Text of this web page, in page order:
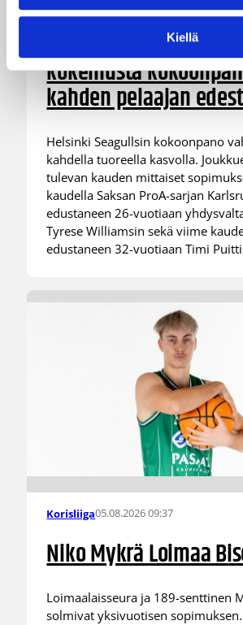
Kiellä
Seagulls hankki taitoa ja
kokemusta
kahden pelaajan
Helsinki Seagullsin kokoonpano
kahdella tuoreella kasvolla.
tulevan kauden mittaiset
kaudella Saksan ProA-sarjan
edustaneen 26-vuotiaan
Tyrese Williamsin sekä viime
edustaneen 32-vuotiaan Timi
Korisliiga05.08.2026 09:37
Niko Mykrä Loimaa
Loimaalaisseura ja 189-senttinen
solmivat yksivuotisen sopimuksen.